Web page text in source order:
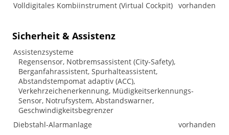
Volldigitales Kombiinstrument (Virtual Cockpit) vorhanden
Sicherheit & Assistenz
Assistenzsysteme
Regensensor, Notbremsassistent (City-Safety),
Berganfahrassistent, Spurhalteassistent,
Abstandstempomat adaptiv (ACC),
Verkehrzeichenerkennung, Müdigkeitserkennungs-
Sensor, Notrufsystem, Abstandswarner,
Geschwindigkeitsbegrenzer
Diebstahl-Alarmanlage
vorhanden